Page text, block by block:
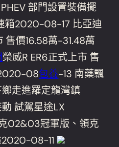
部門設置裝備擺
箱2020-08-17 比亞迪
售價16.58萬-31.48萬
榮威R ER6正式上市 售
08包養-13 南藥飄
走進羅定龍灣鎮
試駕星途LX
02&03冠軍版、領克
2020-08-11